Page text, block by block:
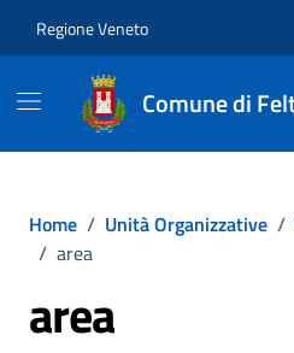
Regione Veneto
Comune di
Home / Unità Organizzative /
/ area
area